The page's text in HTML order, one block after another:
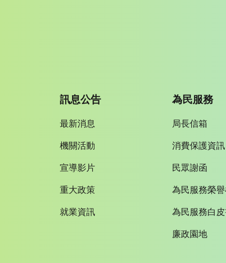
訊息公告
最新消息
機關活動
宣導影片
重大政策
就業資訊
為民服務
局長信箱
消費保護資訊
民眾謝函
為民服務榮
為民服務白
廉政園地